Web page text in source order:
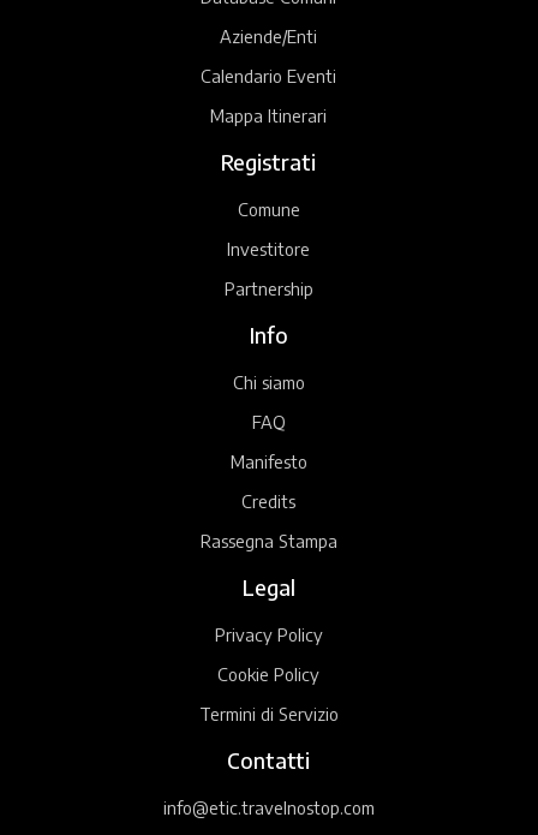
Aziende/Enti
Calendario Eventi
Mappa Itinerari
Registrati
Comune
Investitore
Partnership
Info
Chi siamo
FAQ
Manifesto
Credits
Rassegna Stampa
Legal
Privacy Policy
Cookie Policy
Termini di Servizio
Contatti
info@etic.travelnostop.com